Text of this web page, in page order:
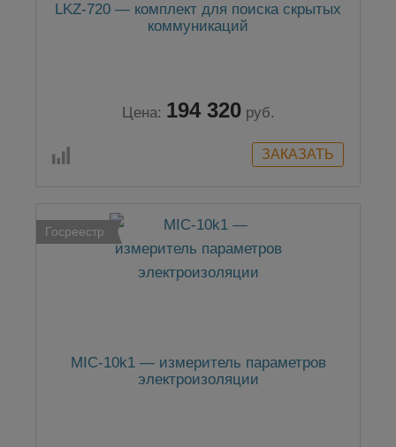
LKZ-720 — комплект для поиска скрытых
коммуникаций
Цена: 194 320 руб.
Госреестр
MIC-10k1 — измеритель параметров
электроизоляции